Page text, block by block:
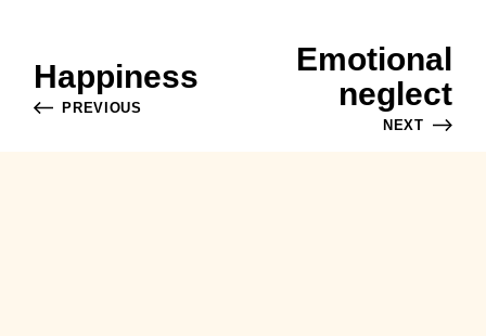
Happiness
PREVIOUS
Emotional
neglect
NEXT